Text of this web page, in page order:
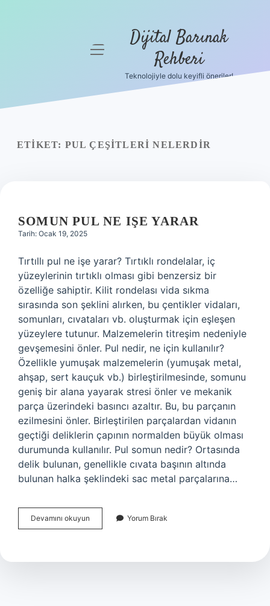
menüyü
Dijital Barınak
Rehberi
Teknolojiyle dolu keyifli öneriler!
ETIKET: PUL ÇEŞITLERI NELERDIR
SOMUN PUL NE IŞE YARAR
Tarih: Ocak 19, 2025
Tırtıllı pul ne işe yarar? Tırtıklı rondelalar, iç
yüzeylerinin tırtıklı olması gibi benzersiz bir
özelliğe sahiptir. Kilit rondelası vida sıkma
sırasında son şeklini alırken, bu çentikler vidaları,
somunları, cıvataları vb. oluşturmak için eşleşen
yüzeylere tutunur. Malzemelerin titreşim nedeniyle
gevşemesini önler. Pul nedir, ne için kullanılır?
Özellikle yumuşak malzemelerin (yumuşak metal,
ahşap, sert kauçuk vb.) birleştirilmesinde, somunu
geniş bir alana yayarak stresi önler ve mekanik
parça üzerindeki basıncı azaltır. Bu, bu parçanın
ezilmesini önler. Birleştirilen parçalardan vidanın
geçtiği deliklerin çapının normalden büyük olması
durumunda kullanılır. Pul somun nedir? Ortasında
delik bulunan, genellikle cıvata başının altında
bulunan halka şeklindeki sac metal parçalarına…
Devamını okuyun
Pul
Yarar
Yorum Bırak